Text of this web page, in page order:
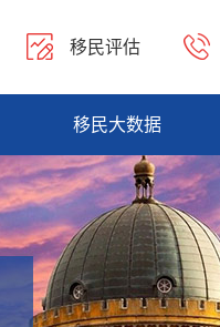
移民评估
移民大数据